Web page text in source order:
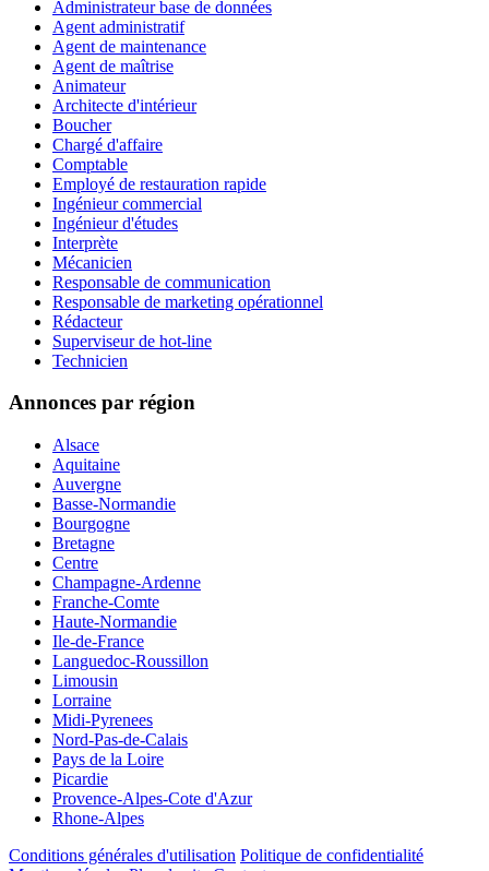
Administrateur base de données
Agent administratif
Agent de maintenance
Agent de maîtrise
Animateur
Architecte d'intérieur
Boucher
Chargé d'affaire
Comptable
Employé de restauration rapide
Ingénieur commercial
Ingénieur d'études
Interprète
Mécanicien
Responsable de communication
Responsable de marketing opérationnel
Rédacteur
Superviseur de hot-line
Technicien
Annonces par région
Alsace
Aquitaine
Auvergne
Basse-Normandie
Bourgogne
Bretagne
Centre
Champagne-Ardenne
Franche-Comte
Haute-Normandie
Ile-de-France
Languedoc-Roussillon
Limousin
Lorraine
Midi-Pyrenees
Nord-Pas-de-Calais
Pays de la Loire
Picardie
Provence-Alpes-Cote d'Azur
Rhone-Alpes
Conditions générales d'utilisation Politique de confidentialité